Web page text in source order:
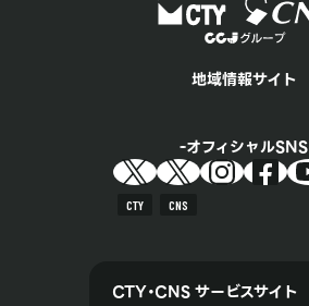
地域情報サイト
オフィシャルSNS
CTY CNS
CTY・CNS サービスサイト